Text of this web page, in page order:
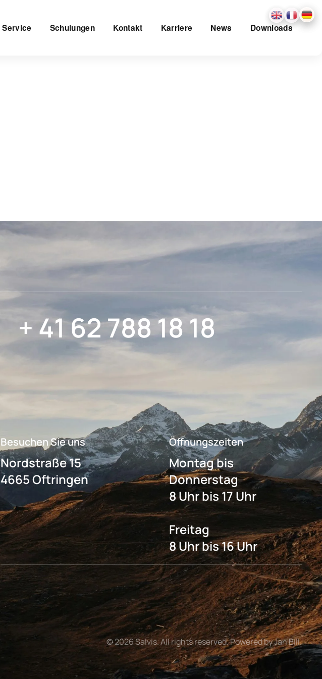
Service Schulungen Kontakt Karriere News Downloads
+ 41 62 788 18 18
Besuchen Sie uns
Nordstraße 15
4665 Oftringen
Öffnungszeiten
Montag bis
Donnerstag
8 Uhr bis 17 Uhr
Freitag
8 Uhr bis 16 Uhr
©2026Salvis. All rights reserved. Powered by Jan Bill.